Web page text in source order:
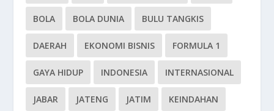
BOLA BOLA DUNIA BULU TANGKIS
DAERAH EKONOMI BISNIS FORMULA 1
GAYA HIDUP INDONESIA INTERNASIONAL
JABAR JATENG JATIM KEINDAHAN